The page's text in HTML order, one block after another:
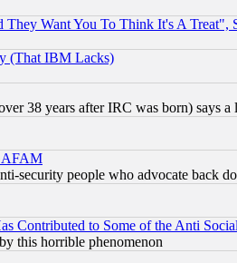
Want You To Think It's A Treat",
(That IBM Lacks)
38 years after IRC was born) says
security people who advocate back
Contributed to Some of the Anti
this horrible phenomenon